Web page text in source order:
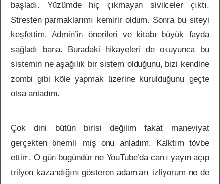
başladı. Yüzümde hiç çıkmayan sivilceler çıktı.
Stresten parmaklarımı kemirir oldum. Sonra bu siteyi
keşfettim. Admin’in önerileri ve kitabı büyük fayda
sağladı bana. Buradaki hikayeleri de okuyunca bu
sistemin ne aşağılık bir sistem olduğunu, bizi kendine
zombi gibi köle yapmak üzerine kurulduğunu geçte
olsa anladım.
Çok dini bütün birisi değilim fakat maneviyat
gerçekten önemli imiş onu anladım. Kalktım tövbe
ettim. O gün bugündür ne YouTube’da canlı yayın açıp
trilyon kazandığını gösteren adamları izliyorum ne de